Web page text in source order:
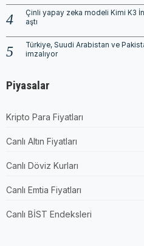
Çinli yapay zeka modeli Kimi K3
aştı
Türkiye, Suudi Arabistan ve
imzalıyor
Piyasalar
Kripto Para Fiyatları
Canlı Altın Fiyatları
Canlı Döviz Kurları
Canlı Emtia Fiyatları
Canlı BİST Endeksleri